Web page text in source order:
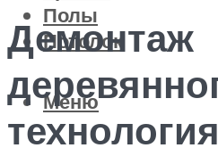
Полы
Потолок
Меню
Демонтаж
технология